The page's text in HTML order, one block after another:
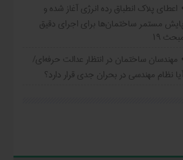
اعطای پلاک انطباق رده انرژی آغاز شده و
پایش مستمر ساختمان‌ها برای اجرای دقیق
مبحث ۱۹
مهندسان ‌ساختمان در انتظار عدالت حرفه‌ای/
‌‌آیا نظام مهندسی در بحران جدی قرار دارد؟